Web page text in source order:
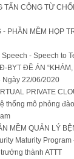
TẤN CÔNG TỪ
- PHẦN MỀM HỌP
Speech - Speech to
BYT ĐỀ ÁN “KHÁM,
22/06/2020
PRIVATE
thống mô phỏng
MỀM QUẢN LÝ
Maturity
thành ATTT